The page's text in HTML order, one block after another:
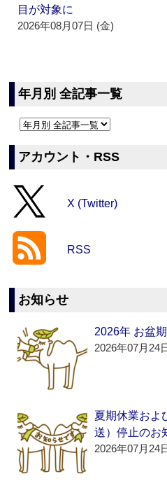
目が対象に
2026年08月07日 (金)
年月別 全記事一覧
アカウント・RSS
X (Twitter)
RSS
お知らせ
2026年 お盆
2026年07月24
夏期休業およ
送）停止のお
2026年07月24